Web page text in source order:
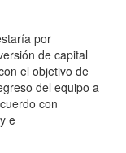
por
de capital
el objetivo de
del equipo a
con
e